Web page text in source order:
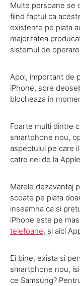
Multe persoane se
fiind faptul ca
existente pe piata
majoritatea
sistemul de
Apoi, important de
iPhone, spre
blocheaza in
Foarte multi dintre
smartphone nou,
aspectului pe care
catre cei de la
Marele dezavantaj
scoate pe piata
inseamna ca si
iPhone este pe
telefoane, si aici
Ei bine, exista si
smartphone nou,
ce Samsung?